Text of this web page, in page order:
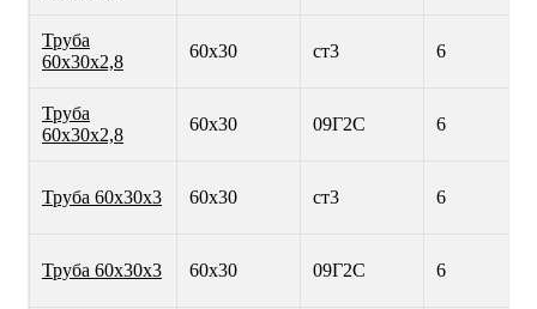
Труба
60х30х2,8
60х30 ст3 6
Труба
60х30х2,8
60х30 09Г2С 6
Труба 60х30х3 60х30 ст3 6
Труба 60х30х3 60х30 09Г2С 6